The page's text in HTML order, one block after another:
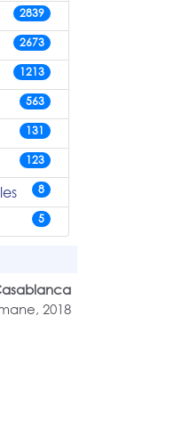
2839
2673
1213
563
131
123
8
5
2018